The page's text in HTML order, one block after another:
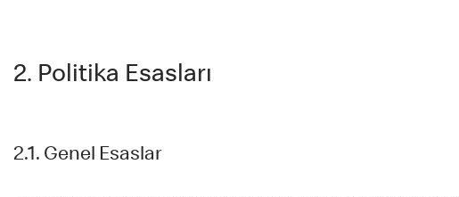
2. Politika Esasları
2.1. Genel Esaslar